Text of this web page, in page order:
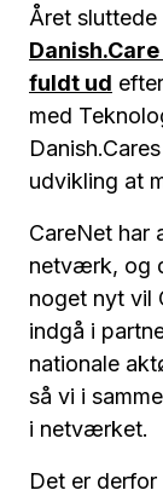
Året
fuldt ud
med
udvikling at
CareNet har
netværk, og
noget nyt vil
indgå i
nationale
så vi i
i netværket.
Det er